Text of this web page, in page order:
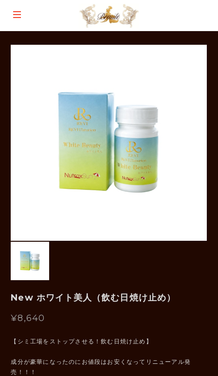
New ホワイト美人（飲む日焼け止め）
¥8,640
【シミ工場をストップさせる！飲む日焼け止め】
成分が豪華になったのにお値段はお安くなってリニューアル発
売！！！